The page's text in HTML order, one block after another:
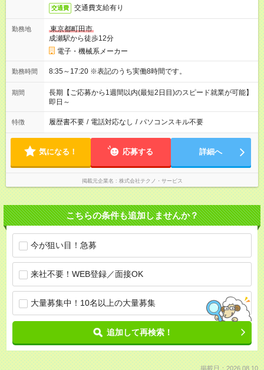
交通費 交通費支給有り
勤務地
東京都町田市
成瀬駅から徒歩12分
電子・機械系メーカー
勤務時間 8:35～17:20 ※表記のうち実働8時間です。
期間
長期【ご応募から1週間以内(最短2日目)のスピード就業が可能】
即日～
特徴 履歴書不要 / 電話対応なし / パソコンスキル不要
気になる！ 応募する 詳細へ
掲載元企業名 株式会社テクノ・サービス
こちらの条件も追加しませんか？
今が狙い目！急募
来社不要！WEB登録／面接OK
大量募集中！10名以上の大量募集
追加して再検索！
掲載日：2026.08.10